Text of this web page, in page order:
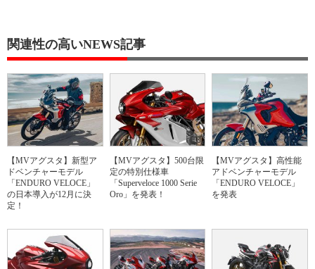
関連性の高いNEWS記事
【MVアグスタ】新型ア
ドベンチャーモデル
「ENDURO VELOCE」
の日本導入が12月に決
定！
【MVアグスタ】500台限
定の特別仕様車
「Superveloce 1000 Serie
Oro」を発表！
【MVアグスタ】高性能
アドベンチャーモデル
「ENDURO VELOCE」
を発表